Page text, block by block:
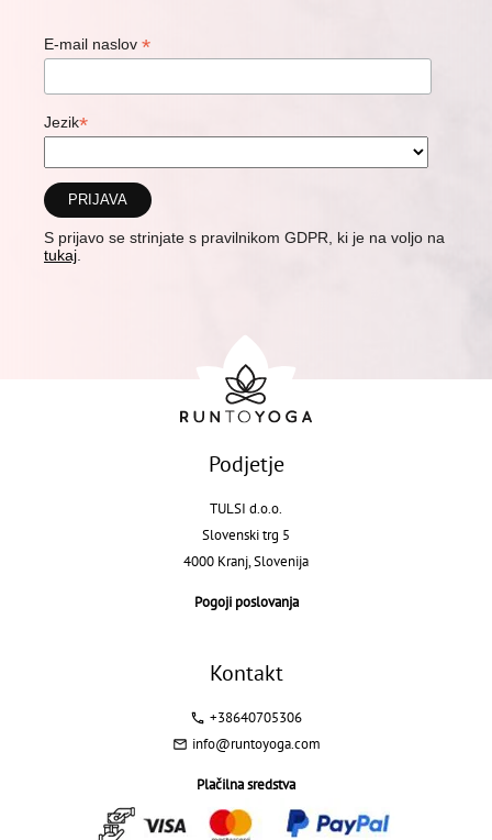
E-mail naslov *
Jezik*
S prijavo se strinjate s pravilnikom GDPR, ki je na voljo na
tukaj
Podjetje
TULSI d.o.o.
Slovenski trg 5
4000 Kranj, Slovenija
Pogoji poslovanja
Kontakt
+38640705306
info@runtoyoga.com
Plačilna sredstva